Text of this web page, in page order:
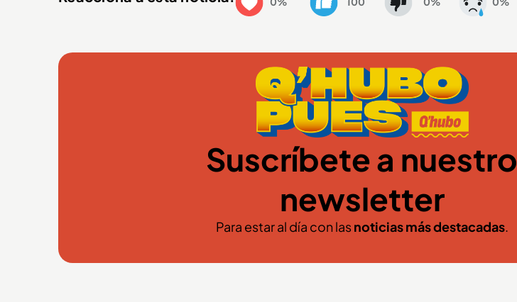
Suscríbete a nuestro
newsletter
Para estar al día con lasnoticias más destacadas.